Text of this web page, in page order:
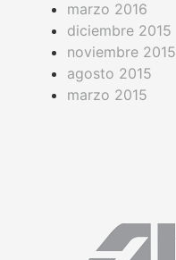
marzo 2016
diciembre 2015
noviembre 2015
agosto 2015
marzo 2015